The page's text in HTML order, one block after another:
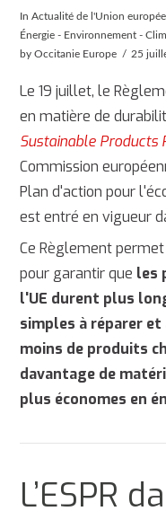
InActualité de l'Union
Énergie - Environnement -
by Occitanie Europe
25
Le 19 juillet, le
en matière de
Sustainable Products
Commission
Plan d'action pour
est entré en vigueur
Ce Règlement
pour garantir que les
l'UE durent plus
simples à réparer et
moins de produits
davantage de
plus économes en
L’ESPR